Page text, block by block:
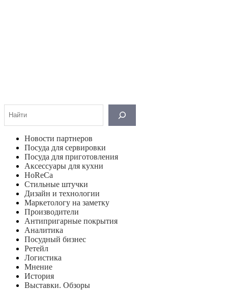
Новости партнеров
Посуда для сервировки
Посуда для приготовления
Аксессуары для кухни
HoReCa
Стильные штучки
Дизайн и технологии
Маркетологу на заметку
Производители
Антипригарные покрытия
Аналитика
Посудный бизнес
Ретейл
Логистика
Мнение
История
Выставки. Обзоры